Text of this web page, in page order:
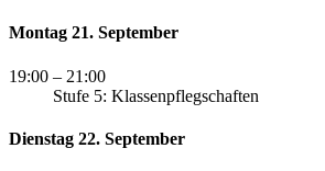
Montag 21. September
19:00 – 21:00
Stufe 5: Klassenpflegschaften
Dienstag 22. September